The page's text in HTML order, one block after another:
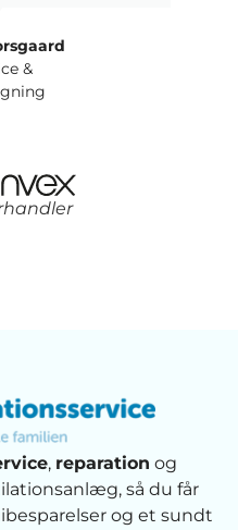
&
, reparation og
så du får
og et sundt